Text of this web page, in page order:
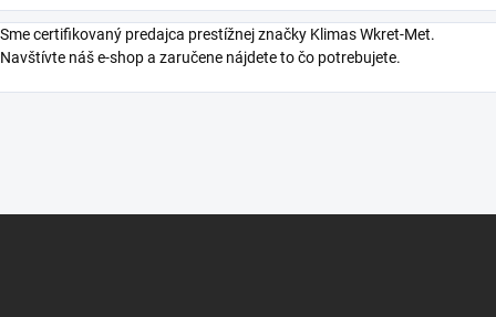
Sme certifikovaný predajca prestížnej značky Klimas Wkret-Met.
Navštívte náš e-shop a zaručene nájdete to čo potrebujete.